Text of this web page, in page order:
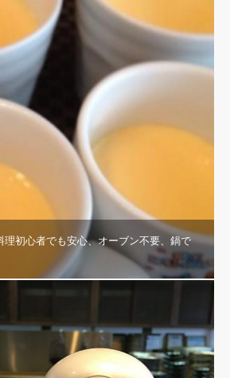
理初心者でも安心、オーブン不要、鍋で